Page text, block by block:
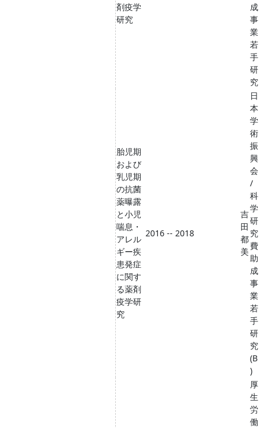
剤疫学
研究
成
事
業
若
手
研
究
胎児期
および
乳児期
の抗菌
薬曝露
と小児
喘息・
アレル
ギー疾
患発症
に関す
る薬剤
疫学研
究
2016 -- 2018
吉
田
都
美
日
本
学
術
振
興
会
/
科
学
研
究
費
助
成
事
業
若
手
研
究
(B
)
厚
生
労
働